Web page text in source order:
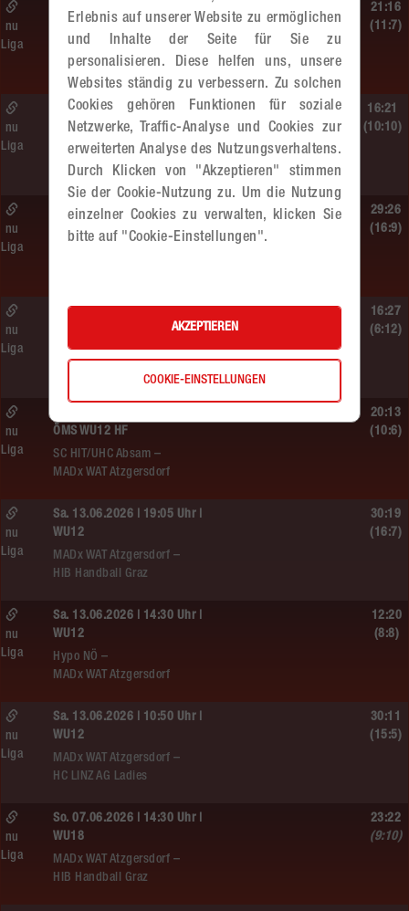
So. 14.06.2026 | 16:40 Uhr |
MADx WAT Atzgersdorf
nu
Liga
21:16
(11:7)
So. 14.06.2026 | 14:30 Uhr |
ÖMS WU12 Finale
SG HIT/UHC Absam –
MADx WAT Atzgersdorf
nu
Liga
16:21
(10:10)
So. 14.06.2026 | 13:20 Uhr |
MU13
nu
Liga
29:26
(16:9)
So. 14.06.2026 | 11:20 Uhr |
MADx WAT Atzgersdorf –
roomz JAGS Devils
nu
Liga
16:27
(6:12)
ÖMS WU12 HF
SC HIT/UHC Absam –
MADx WAT Atzgersdorf
nu
Liga
20:13
(10:6)
Sa. 13.06.2026 | 19:05 Uhr |
WU12
MADx WAT Atzgersdorf –
HIB Handball Graz
nu
Liga
30:19
(16:7)
Sa. 13.06.2026 | 14:30 Uhr |
WU12
Hypo NÖ –
MADx WAT Atzgersdorf
nu
Liga
12:20
(8:8)
Sa. 13.06.2026 | 10:50 Uhr |
WU12
MADx WAT Atzgersdorf –
HC LINZ AG Ladies
nu
Liga
30:11
(15:5)
So. 07.06.2026 | 14:30 Uhr |
WU18
MADx WAT Atzgersdorf –
HIB Handball Graz
nu
Liga
23:22
(9:10)
Erlebnis auf unserer Website zu ermöglichen
und Inhalte der Seite für Sie zu
personalisieren. Diese helfen uns, unsere
Websites ständig zu verbessern. Zu solchen
Cookies gehören Funktionen für soziale
Netzwerke, Traffic-Analyse und Cookies zur
erweiterten Analyse des Nutzungsverhaltens.
Durch Klicken von "Akzeptieren" stimmen
Sie der Cookie-Nutzung zu. Um die Nutzung
einzelner Cookies zu verwalten, klicken Sie
bitte auf "Cookie-Einstellungen".
AKZEPTIEREN
COOKIE-EINSTELLUNGEN